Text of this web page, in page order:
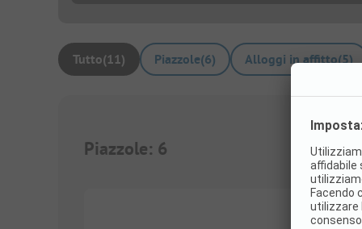
Tutto(11) Piazzole(6) Alloggi in affitto(5)
Piazzole: 6 1/3